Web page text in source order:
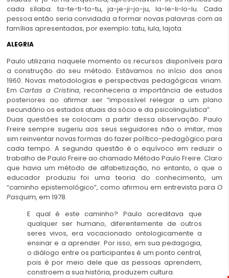
cada sílaba: ta-te-ti-to-tu, ja-je-ji-jo-ju, la-le-li-lo-lu. Cada
pessoa então seria convidada a formar novas palavras com as
famílias apresentadas, por exemplo: tatu, lula, lajota.
ALEGRIA
Paulo utilizaria naquele momento os recursos disponíveis para
a construção do seu método. Estávamos no início dos anos
1960. Novas metodologias e perspectivas pedagógicas viriam.
EmCartas a Cristina, reconheceria a importância de estudos
posteriores ao afirmar ser “impossível relegar a um plano
secundário os estados atuais da sócio e da psicolinguística”.
Duas questões se colocam a partir dessa observação. Paulo
Freire sempre sugeriu aos seus seguidores não o imitar, mas
sim reinventar novas formas do fazer político-pedagógico para
cada tempo. A segunda questão é o equívoco em reduzir o
trabalho de Paulo Freire ao chamado Método Paulo Freire. Claro
que havia um método de alfabetização, no entanto, o que o
educador produziu foi uma teoria do conhecimento, um
“caminho epistemológico”, como afirmou em entrevista para O
Pasquim, em 1978.
E qual é este caminho? Paulo acreditava que
qualquer ser humano, diferentemente de outros
seres vivos, era vocacionado ontologicamente a
ensinar e a aprender. Por isso, em sua pedagogia,
o diálogo entre os participantes é um ponto central,
pois é por meio dele que as pessoas aprendem,
constroem a sua história, produzem cultura.